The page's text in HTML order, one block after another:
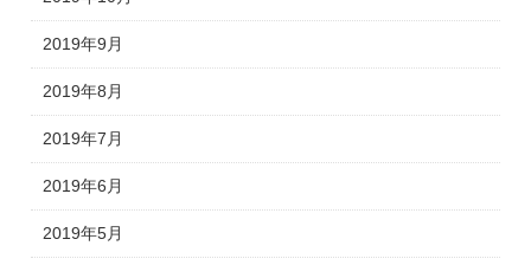
2019年9月
2019年8月
2019年7月
2019年6月
2019年5月